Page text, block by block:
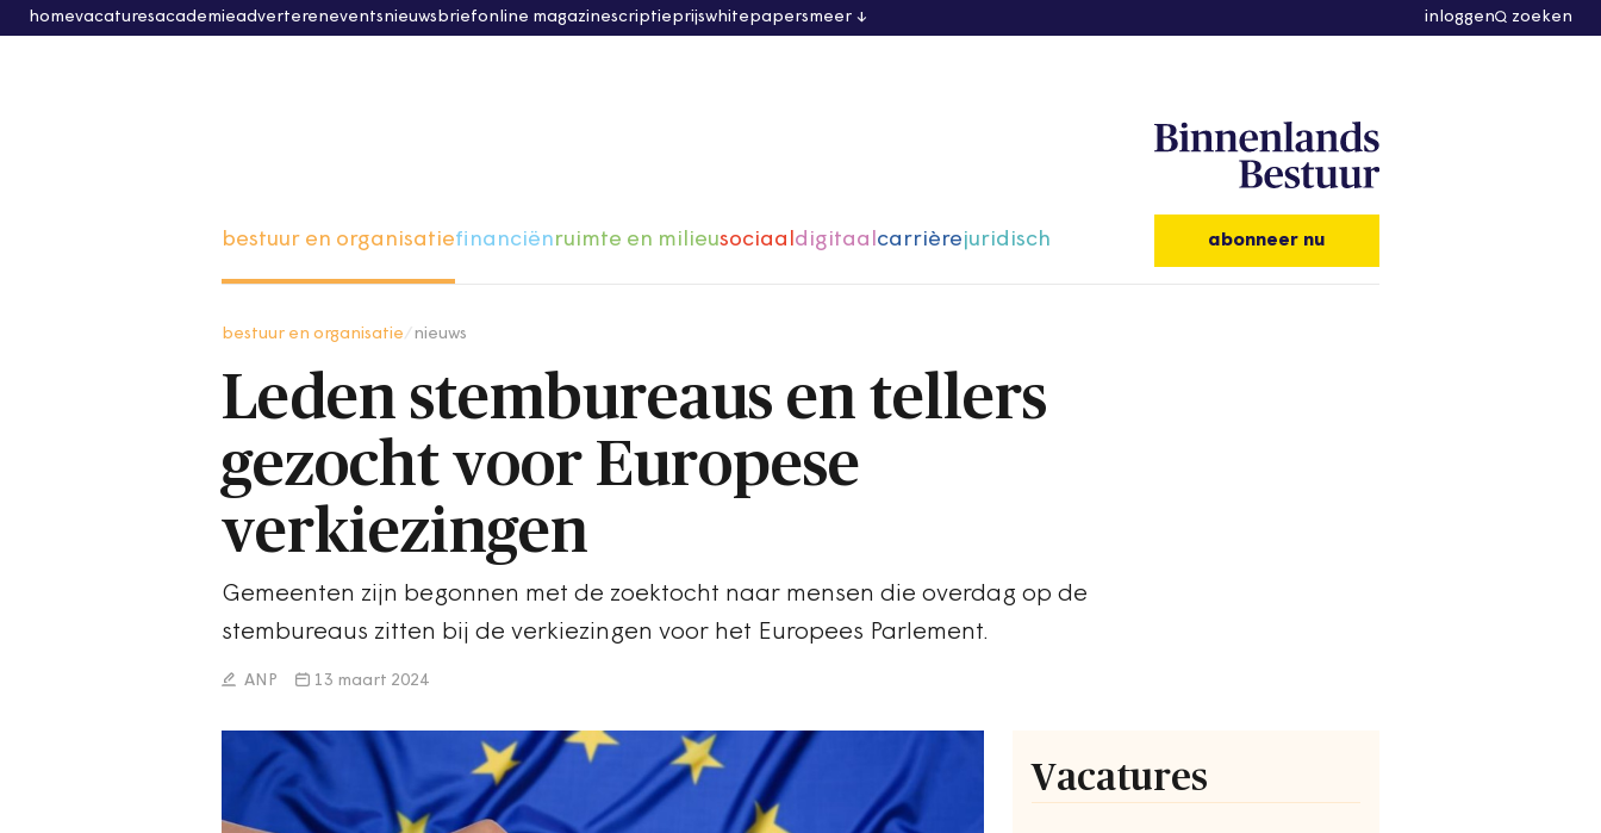
homevacaturesacademieadvertereneventsnieuwsbriefonline magazinescriptieprijswhitepapersmeer inloggen zoeken
bestuur en organisatiefinanciënruimte en milieusociaaldigitaalcarrièrejuridisch abonneer nu
bestuur en organisatie nieuws
Leden stembureaus en tellers
gezocht voor Europese
verkiezingen
Gemeenten zijn begonnen met de zoektocht naar mensen die overdag op de
stembureaus zitten bij de verkiezingen voor het Europees Parlement.
ANP 13 maart 2024
Vacatures